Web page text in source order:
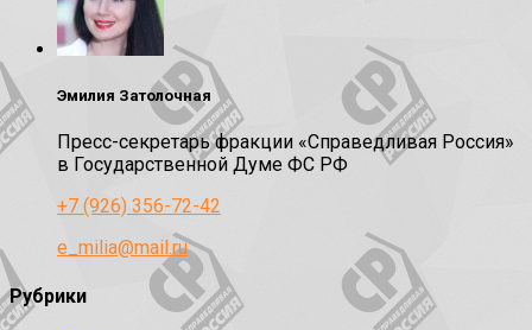
Эмилия Затолочная
Пресс-секретарь фракции «Справедливая Россия»
в Государственной Думе ФС РФ
+7 (926) 356-72-42
e_milia@mail.ru
Рубрики